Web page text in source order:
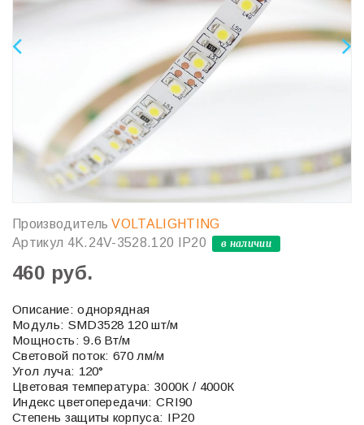
ПроизводительVOLTALIGHTING
Артикул 4K.24V-3528.120 IP20 в наличии
460 руб.
Описание: однорядная
Модуль: SMD3528 120 шт/м
Мощность: 9.6 Вт/м
Световой поток: 670 лм/м
Угол луча: 120°
Цветовая температура: 3000К / 4000К
Индекс цветопередачи: CRI90
Степень защиты корпуса: IP20